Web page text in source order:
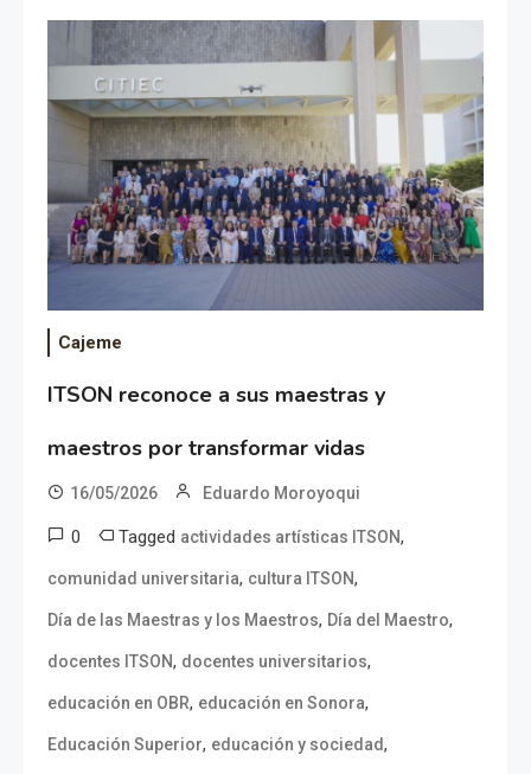
Cajeme
ITSON reconoce a sus maestras y
maestros por transformar vidas
16/05/2026 Eduardo Moroyoqui
0 Tagged actividades artísticas ITSON,
comunidad universitaria, cultura ITSON,
Día de las Maestras y los Maestros, Día del Maestro,
docentes ITSON, docentes universitarios,
educación en OBR, educación en Sonora,
Educación Superior, educación y sociedad,